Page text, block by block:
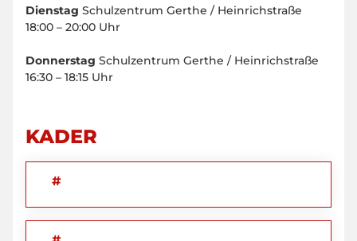
Dienstag Schulzentrum Gerthe / Heinrichstraße
18:00 – 20:00 Uhr
Donnerstag Schulzentrum Gerthe / Heinrichstraße
16:30 – 18:15 Uhr
KADER
#